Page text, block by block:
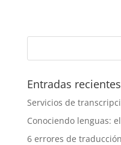
Entradas recientes
Servicios de
Conociendo lenguas:
6 errores de